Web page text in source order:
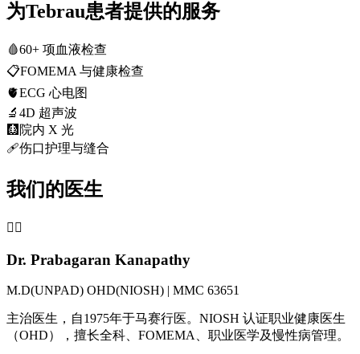
为Tebrau患者提供的服务
🩸60+ 项血液检查
📋FOMEMA 与健康检查
🫀ECG 心电图
🔬 4D 超声波
🩻 院内 X 光
🩹伤口护理与缝合
我们的医生
👨‍⚕️
Dr. Prabagaran Kanapathy
M.D(UNPAD) OHD(NIOSH) | MMC 63651
主治医生，自1975年于马赛行医。NIOSH 认证职业健康医生
（OHD），擅长全科、FOMEMA、职业医学及慢性病管理。